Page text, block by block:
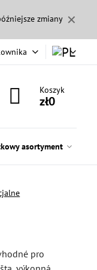
✕
zmiany
Koszyk
zł0
asortyment
pro